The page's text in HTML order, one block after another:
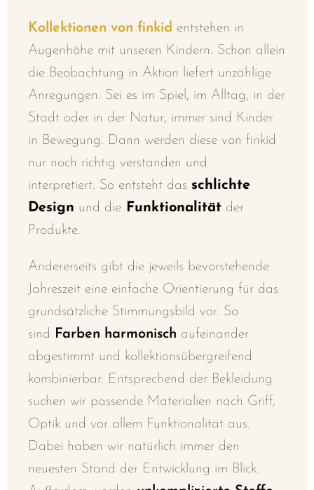
Kollektionen von finkid entstehen in
Augenhöhe mit unseren Kindern. Schon allein
die Beobachtung in Aktion liefert unzählige
Anregungen. Sei es im Spiel, im Alltag, in der
Stadt oder in der Natur, immer sind Kinder
in Bewegung. Dann werden diese von finkid
nur noch richtig verstanden und
interpretiert. So entsteht das schlichte
Design und die Funktionalität der
Produkte.
Andererseits gibt die jeweils bevorstehende
Jahreszeit eine einfache Orientierung für das
grundsätzliche Stimmungsbild vor. So
sind Farben harmonisch aufeinander
abgestimmt und kollektionsübergreifend
kombinierbar. Entsprechend der Bekleidung
suchen wir passende Materialien nach Griff,
Optik und vor allem Funktionalität aus.
Dabei haben wir natürlich immer den
neuesten Stand der Entwicklung im Blick.